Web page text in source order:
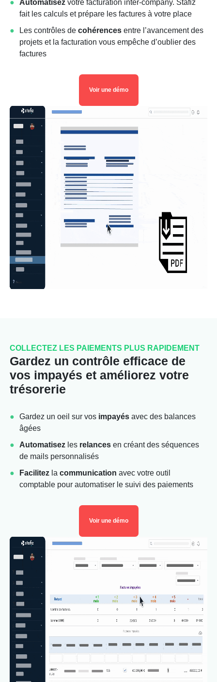
Automatisez votre facturation inter-company. Stafiz
fait les calculs et prépare les factures à votre place
Les contrôles de cohérences entre l’avancement des
projets et la facturation vous empêche d’oublier des
factures
Voir une démo
COLLECTEZ LES PAIEMENTS PLUS RAPIDEMENT
Gardez un contrôle efficace de
vos impayés et améliorez votre
trésorerie
Gardez un oeil sur vos impayés avec des balances
âgées
Automatisez les relances en créant des séquences
de mails personnalisés
Facilitez la communication avec votre outil
comptable pour automatiser le suivi des paiements
Voir une démo